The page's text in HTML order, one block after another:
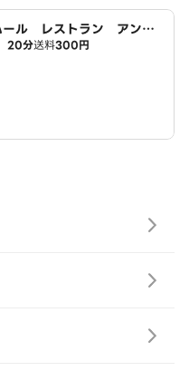
ール レストラン アンド
20分送料300円